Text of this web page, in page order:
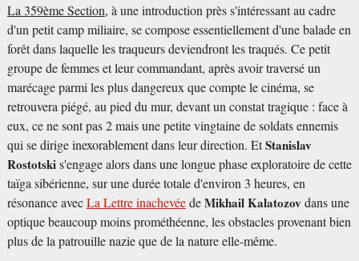
La 359ème Section, à une introduction près s'intéressant au cadre
d'un petit camp miliaire, se compose essentiellement d'une balade en
forêt dans laquelle les traqueurs deviendront les traqués. Ce petit
groupe de femmes et leur commandant, après avoir traversé un
marécage parmi les plus dangereux que compte le cinéma, se
retrouvera piégé, au pied du mur, devant un constat tragique : face à
eux, ce ne sont pas 2 mais une petite vingtaine de soldats ennemis
qui se dirige inexorablement dans leur direction. EtStanislav
Rostotskis'engage alors dans une longue phase exploratoire de cette
taïga sibérienne, sur une durée totale d'environ 3 heures, en
résonance avecLa Lettre inachevéedeMikhail Kalatozovdans une
optique beaucoup moins prométhéenne, les obstacles provenant bien
plus de la patrouille nazie que de la nature elle-même.